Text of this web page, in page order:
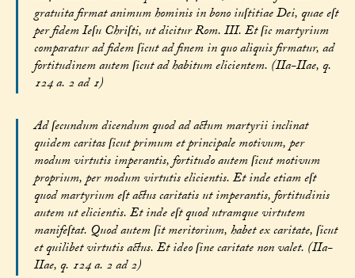
gratuita firmat animum hominis in bono iuſtitiae Dei, quae eſt
per fidem Ieſu Chriſti, ut dicitur Rom. III. Et ſic martyrium
comparatur ad fidem ſicut ad finem in quo aliquis firmatur, ad
fortitudinem autem ſicut ad habitum elicientem. (IIa-IIae, q.
124 a. 2 ad 1)
Ad ſecundum dicendum quod ad actum martyrii inclinat
quidem caritas ſicut primum et principale motivum, per
modum virtutis imperantis, fortitudo autem ſicut motivum
proprium, per modum virtutis elicientis. Et inde etiam eſt
quod martyrium eſt actus caritatis ut imperantis, fortitudinis
autem ut elicientis. Et inde eſt quod utramque virtutem
manifeſtat. Quod autem ſit meritorium, habet ex caritate, ſicut
et quilibet virtutis actus. Et ideo ſine caritate non valet. (IIa-
IIae, q. 124 a. 2 ad 2)